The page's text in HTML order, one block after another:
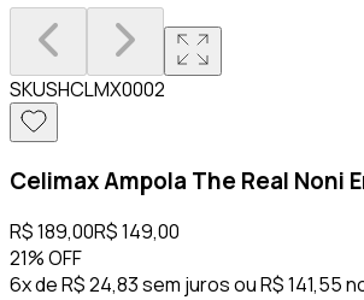
SKUSHCLMX0002
Celimax Ampola The Real Noni
R$ 189,00R$ 149,00
21%OFF
6x de R$ 24,83 sem jurosouR$ 141,55